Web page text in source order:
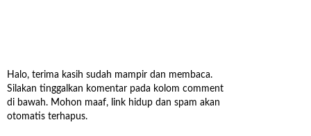
Halo, terima kasih sudah mampir dan membaca.
Silakan tinggalkan komentar pada kolom comment
di bawah. Mohon maaf, link hidup dan spam akan
otomatis terhapus.